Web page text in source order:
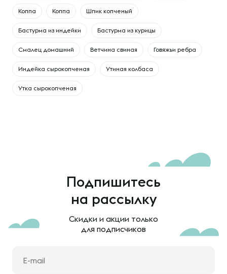
Коппа Коппа Шпик копченый
Бастурма из индейки Бастурма из курицы
Смалец домашний Ветчина свиная Говяжьи ребра
Индейка сырокопченая Утиная колбаса
Утка сырокопченая
Подпишитесь
на рассылку
Скидки и акции только
для подписчиков